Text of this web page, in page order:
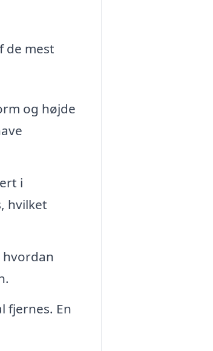
de mest
og højde
i
hvilket
hvordan
fjernes. En